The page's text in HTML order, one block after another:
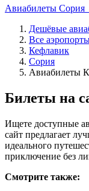
Авиабилеты
Дешёвые
Все
Кефлавик
Сория
Авиабилеты
Билеты на
Ищете доступные
сайт предлагает
идеального
приключение без
Смотрите также: